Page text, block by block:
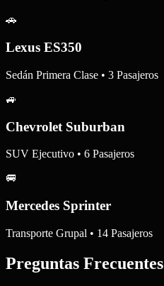
🚗
Lexus ES350
Sedán Primera Clase • 3 Pasajeros
🚙
Chevrolet Suburban
SUV Ejecutivo • 6 Pasajeros
🚐
Mercedes Sprinter
Transporte Grupal • 14 Pasajeros
Preguntas Frecuentes